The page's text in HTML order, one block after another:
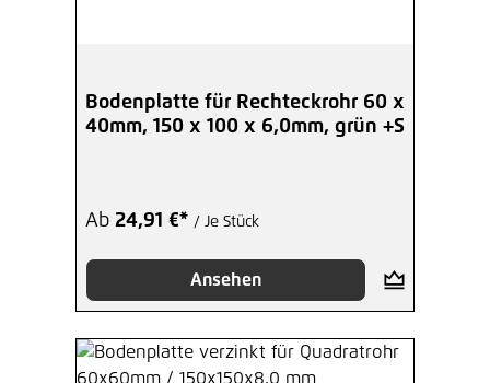
Bodenplatte für Rechteckrohr 60 x
40mm, 150 x 100 x 6,0mm, grün +S
Ab 24,91 €* / Je Stück
Ansehen